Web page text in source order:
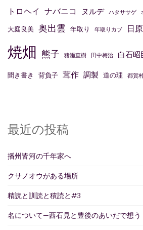
トロヘイ ナバニコ ヌルデ ハタササゲ
大庭良美 奥出雲 年取り 年取りカブ 日原
焼畑 熊子 猪瀬直樹 田中梅治 白石昭
聞き書き 背負子 茸作 調製 道の理 都賀
最近の投稿
播州皆河の千年家へ
クサノオウがある場所
精読と訓読と積読と#3
名について—西石見と豊後のあいだで想う